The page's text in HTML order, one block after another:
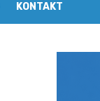
KONTAKT